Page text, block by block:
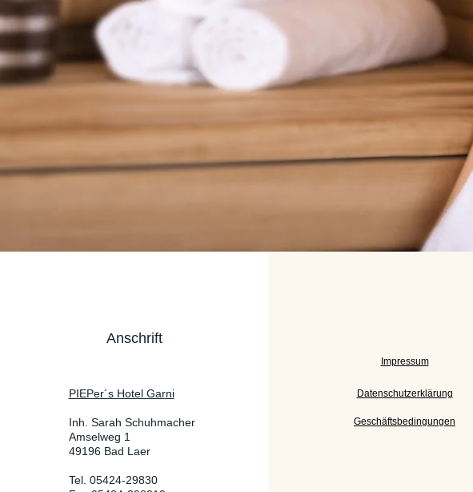
Anschrift
PIEPer´s Hotel Garni
Inh. Sarah Schuhmacher
Amselweg 1
49196 Bad Laer
Tel. 05424-29830
Impressum
Datenschutzerklärung
Geschäftsbedingungen